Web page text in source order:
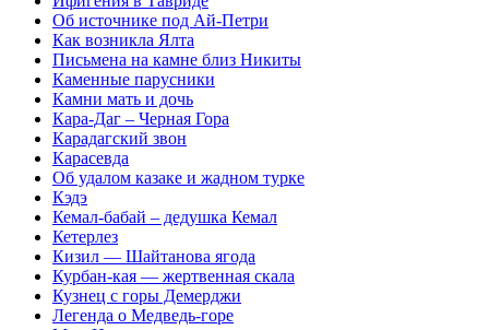
Об источнике под Ай-Петри
Как возникла Ялта
Письмена на камне близ Никиты
Каменные парусники
Камни мать и дочь
Кара-Даг – Черная Гора
Карадагский звон
Карасевда
Об удалом казаке и жадном турке
Кэдэ
Кемал-бабай – дедушка Кемал
Кетерлез
Кизил — Шайтанова ягода
Курбан-кая — жертвенная скала
Кузнец с горы Демерджи
Легенда о Медведь-горе